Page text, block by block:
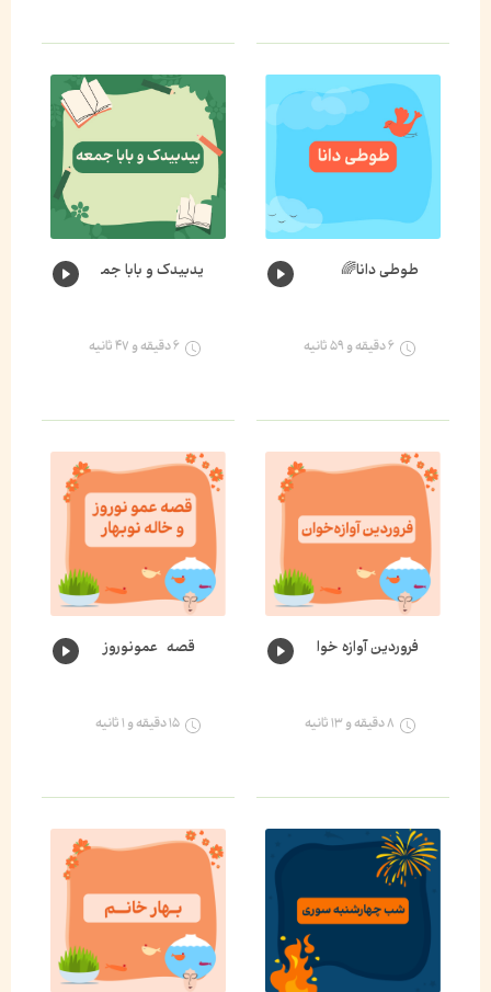
طوطی دانا🌈
۶ دقیقه و ۵۹ ثانیه
یدبیدک و بابا جمعه🐛🌈
۶ دقیقه و ۴۷ ثانیه
فروردین آوازه خوان🌸
۸ دقیقه و ۱۳ ثانیه
قصه عمونوروز و خاله نوبهار🌺
۱۵ دقیقه و ۱ ثانیه